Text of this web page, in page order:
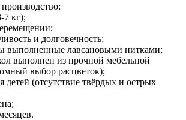
7 кг);
и долговечность;
выполненные лавсановыми нитками;
выполнен из прочной мебельной
выбор расцветок);
детей (отсутствие твёрдых и острых